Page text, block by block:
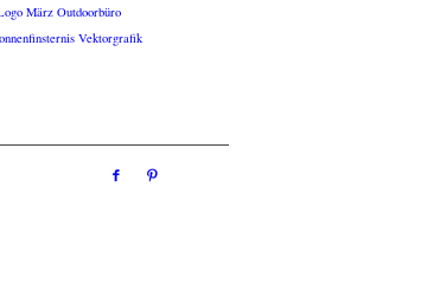
März Outdoorbüro
Vektorgrafik